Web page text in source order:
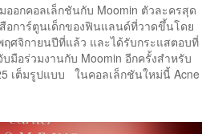
ออกคอลเล็กชันกับ Moomin ตัวละครสุด
อการ์ตูนเด็กของฟินแลนด์ที่วาดขึ้นโดย
ฤศจิกายนปีที่แล้ว และได้รับกระแสตอบที่
มือร่วมงานกับ Moomin อีกครั้งสำหรับ
เต็มรูปแบบ ในคอลเล็กชันใหม่นี้ Acne